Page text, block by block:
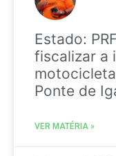
Estado:
fiscalizar a
Ponte de
VER MATÉRIA »